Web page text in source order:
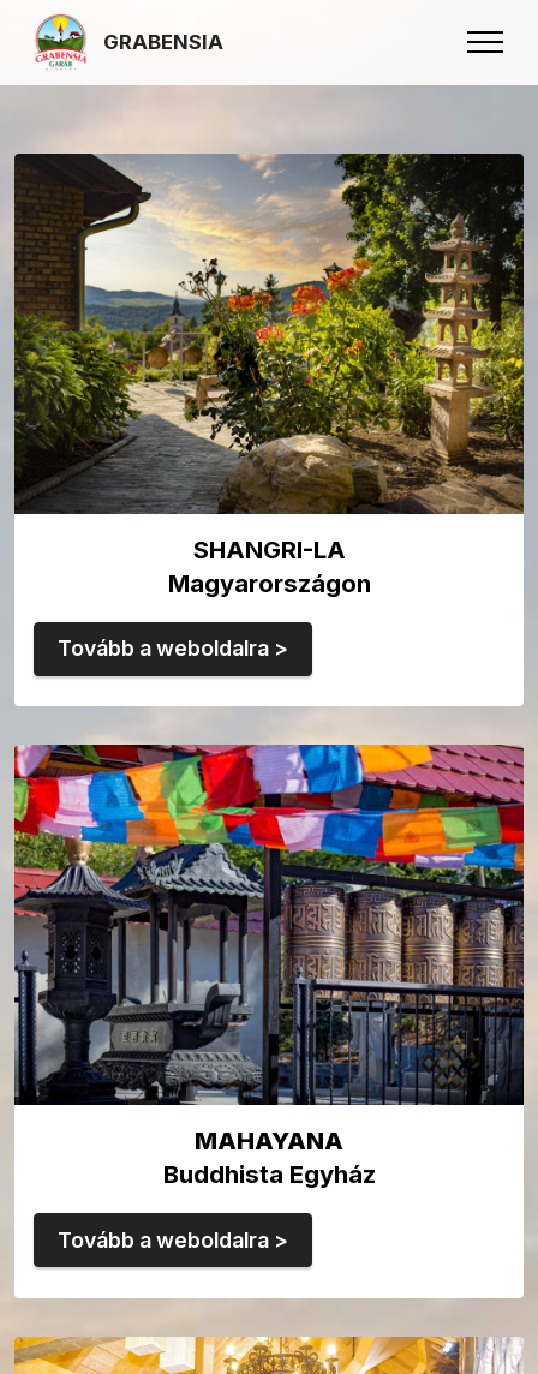
GRABENSIA
SHANGRI-LA
Magyarországon
Tovább a weboldalra >
MAHAYANA
Buddhista Egyház
Tovább a weboldalra >